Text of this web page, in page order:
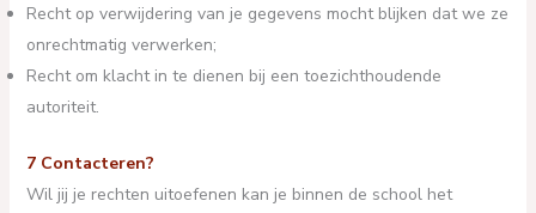
Recht op verwijdering van je gegevens mocht blijken dat we ze
onrechtmatig verwerken;
Recht om klacht in te dienen bij een toezichthoudende
autoriteit.
7 Contacteren?
Wil jij je rechten uitoefenen kan je binnen de school het